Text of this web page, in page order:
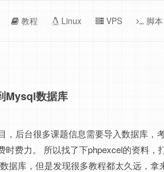
教程 Linux VPS 脚本
Mysql数据库
，后台很多课题信息需要导入数据库，
时费力。 所以找了下phpexcel的资料，
据库，但是发现很多教程都太久远，拿